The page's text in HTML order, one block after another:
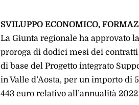
SVILUPPO ECONOMICO,
La Giunta regionale ha approvato
proroga di dodici mesi dei
di base del Progetto integrato
in Valle d’Aosta, per un importo di
443 euro relativo all’annualità 2022